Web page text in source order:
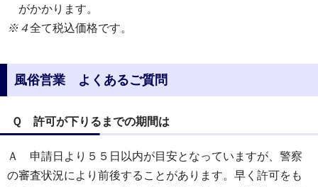
がかかります。
※４全て税込価格です。
風俗営業 よくあるご質問
Ｑ 許可が下りるまでの期間は
Ａ 申請日より５５日以内が目安となっていますが、警察
の審査状況により前後することがあります。早く許可をも